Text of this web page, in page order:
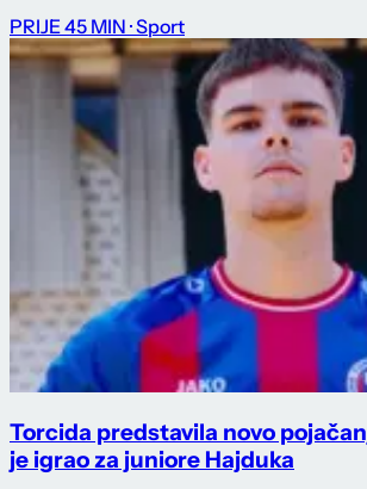
PRIJE 45 MIN · Sport
Torcida predstavila novo
je igrao za juniore Hajduka